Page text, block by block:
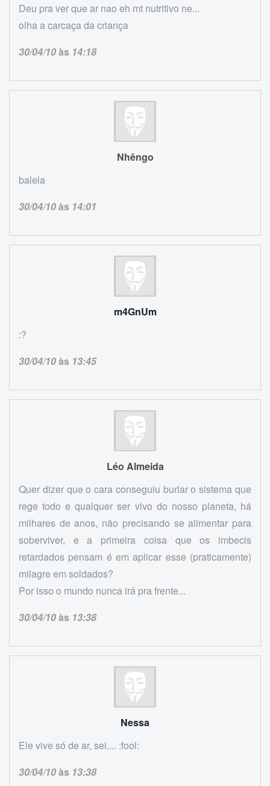
Deu pra ver que ar nao eh mt nutritivo ne...
olha a carcaça da criança
30/04/10às 14:18
Nhêngo
balela
30/04/10às 14:01
m4GnUm
:?
30/04/10às 13:45
Léo Almeida
Quer dizer que o cara conseguiu burlar o sistema que
rege todo e qualquer ser vivo do nosso planeta, há
milhares de anos, não precisando se alimentar para
soberviver, e a primeira coisa que os imbecis
retardados pensam é em aplicar esse (praticamente)
milagre em soldados?
Por isso o mundo nunca irá pra frente...
30/04/10às 13:38
Nessa
Ele vive só de ar, sei.... :fool:
30/04/10às 13:38